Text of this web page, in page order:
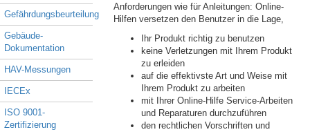
Gefährdungsbeurteilung
Gebäude-
Dokumentation
HAV-Messungen
IECEx
ISO 9001-
Zertifizierung
Anforderungen wie für Anleitungen: Online-
Hilfen versetzen den Benutzer in die Lage,
Ihr Produkt richtig zu benutzen
keine Verletzungen mit Ihrem Produkt
zu erleiden
auf die effektivste Art und Weise mit
Ihrem Produkt zu arbeiten
mit Ihrer Online-Hilfe Service-Arbeiten
und Reparaturen durchzuführen
den rechtlichen Vorschriften und